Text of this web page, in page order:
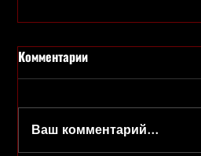
Комментарии
Ваш комментарий...